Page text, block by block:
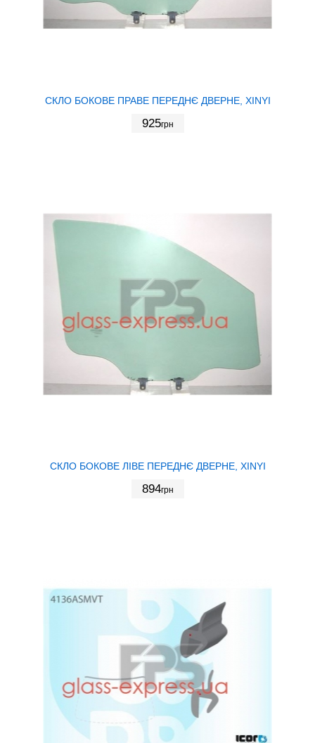
СКЛО БОКОВЕ ПРАВЕ ПЕРЕДНЄ ДВЕРНЕ, XINYI
925грн
СКЛО БОКОВЕ ЛІВЕ ПЕРЕДНЄ ДВЕРНЕ, XINYI
894грн